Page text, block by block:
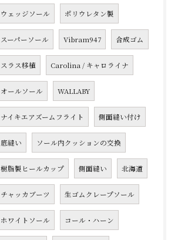
ウェッジソール ポリウレタン製
スーパーソール Vibram947 合成ゴム
スラス移植 Carolina / キャロライナ
オールソール WALLABY
ナイキエアズームフライト 側面縫い付け
底縫い ソール内クッションの交換
樹脂製ヒールカップ 側面縫い 北海道
チャッカブーツ 生ゴムクレープソール
ホワイトソール コール・ハーン